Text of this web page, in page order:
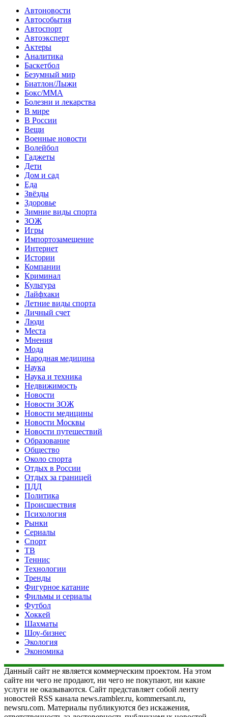
Автоновости
Автособытия
Автоспорт
Автоэксперт
Актеры
Аналитика
Баскетбол
Безумный мир
Биатлон/Лыжи
Бокс/MMA
Болезни и лекарства
В мире
В России
Вещи
Военные новости
Волейбол
Гаджеты
Дети
Дом и сад
Еда
Звёзды
Здоровье
Зимние виды спорта
ЗОЖ
Игры
Импортозамещение
Интернет
Истории
Компании
Криминал
Культура
Лайфхаки
Летние виды спорта
Личный счет
Люди
Места
Мнения
Мода
Народная медицина
Наука
Наука и техника
Недвижимость
Новости
Новости ЗОЖ
Новости медицины
Новости Москвы
Новости путешествий
Образование
Общество
Около спорта
Отдых в России
Отдых за границей
ПДД
Политика
Происшествия
Психология
Рынки
Сериалы
Спорт
ТВ
Теннис
Технологии
Тренды
Фигурное катание
Фильмы и сериалы
Футбол
Хоккей
Шахматы
Шоу-бизнес
Экология
Экономика
Данный сайт не является коммерческим проектом. На этом
сайте ни чего не продают, ни чего не покупают, ни какие
услуги не оказываются. Сайт представляет собой ленту
новостей RSS канала news.rambler.ru, kommersant.ru,
newsru.com. Материалы публикуются без искажения,